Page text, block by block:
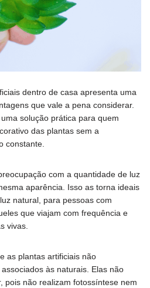
dentro de casa apresenta uma
que vale a pena considerar.
solução prática para quem
das plantas sem a
constante.
com a quantidade de luz
aparência. Isso as torna ideais
natural, para pessoas com
que viajam com frequência e
vivas.
as plantas artificiais não
às naturais. Elas não
pois não realizam fotossíntese nem